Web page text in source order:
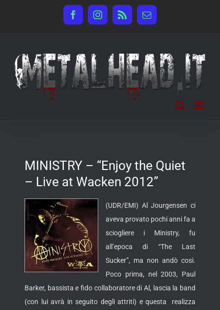
FacebookInstagram
Rss Email
MINISTRY – “Enjoy the Quiet
– Live at Wacken 2012”
(UDR/EMI) Al Jourgensen ci
aveva provato pochi anni fa a
sciogliere i Ministry, fu
all’epoca di “The Last
Sucker”, ma non andò così.
Poco prima, nel 2003, Paul
Barker, bassista e fido collaboratore di Al, lascia la band
(con lui avrà in seguito degli attriti) e questa realizza